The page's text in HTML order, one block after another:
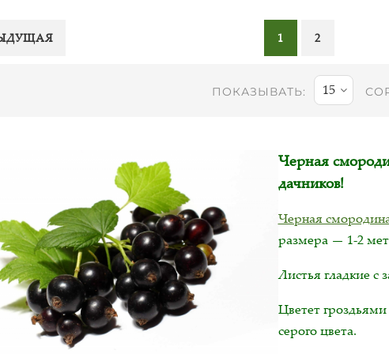
1 2
ПОКАЗЫВАТЬ: 15
Черная
дачников!
Черная
размера — 1-2
Листья гладкие с
Цветет
серого цвета.